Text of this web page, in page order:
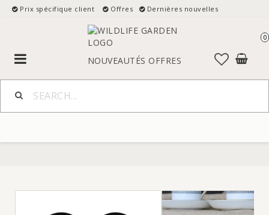
Prix spécifique client Offres Dernières nouvelles
NOUVEAUTÉS OFFRES
0
Toggle
navigation